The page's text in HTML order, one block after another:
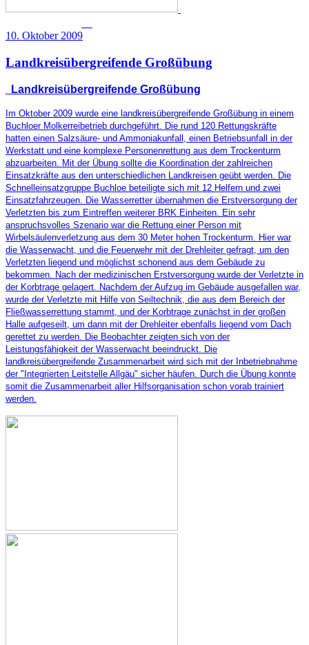
10. Oktober 2009
Landkreisübergreifende Großübung
Landkreisübergreifende Großübung
Im Oktober 2009 wurde eine landkreisübergreifende Großübung in einem
Buchloer Molkerreibetrieb durchgeführt. Die rund 120 Rettungskräfte
hatten einen Salzsäure- und Ammoniakunfall, einen Betriebsunfall in der
Werkstatt und eine komplexe Personenrettung aus dem Trockenturm
abzuarbeiten. Mit der Übung sollte die Koordination der zahlreichen
Einsatzkräfte aus den unterschiedlichen Landkreisen geübt werden. Die
Schnelleinsatzgruppe Buchloe beteiligte sich mit 12 Helfern und zwei
Einsatzfahrzeugen. Die Wasserretter übernahmen die Erstversorgung der
Verletzten bis zum Eintreffen weiterer BRK Einheiten. Ein sehr
anspruchsvolles Szenario war die Rettung einer Person mit
Wirbelsäulenverletzung aus dem 30 Meter hohen Trockenturm. Hier war
die Wasserwacht, und die Feuerwehr mit der Drehleiter gefragt, um den
Verletzten liegend und möglichst schonend aus dem Gebäude zu
bekommen. Nach der medizinischen Erstversorgung wurde der Verletzte in
der Korbtrage gelagert. Nachdem der Aufzug im Gebäude ausgefallen war,
wurde der Verletzte mit Hilfe von Seiltechnik, die aus dem Bereich der
Fließwasserrettung stammt, und der Korbtrage zunächst in der großen
Halle aufgeseilt, um dann mit der Drehleiter ebenfalls liegend vom Dach
gerettet zu werden. Die Beobachter zeigten sich von der
Leistungsfähigkeit der Wasserwacht beeindruckt. Die
landkreisübergreifende Zusammenarbeit wird sich mit der Inbetriebnahme
der "Integrierten Leitstelle Allgäu" sicher häufen. Durch die Übung konnte
somit die Zusammenarbeit aller Hilfsorganisation schon vorab trainiert
werden.